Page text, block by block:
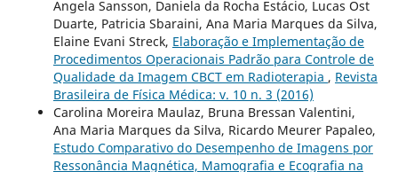
Angela Sansson, Daniela da Rocha Estácio, Lucas Ost
Duarte, Patricia Sbaraini, Ana Maria Marques da Silva,
Elaine Evani Streck, Elaboração e Implementação de
Procedimentos Operacionais Padrão para Controle de
Qualidade da Imagem CBCT em Radioterapia , Revista
Brasileira de Física Médica: v. 10 n. 3 (2016)
Carolina Moreira Maulaz, Bruna Bressan Valentini,
Ana Maria Marques da Silva, Ricardo Meurer Papaleo,
Estudo Comparativo do Desempenho de Imagens por
Ressonância Magnética, Mamografia e Ecografia na